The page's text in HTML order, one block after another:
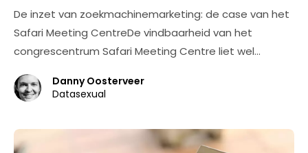
De inzet van zoekmachinemarketing: de case van het
Safari Meeting CentreDe vindbaarheid van het
congrescentrum Safari Meeting Centre liet wel…
Danny Oosterveer
Datasexual